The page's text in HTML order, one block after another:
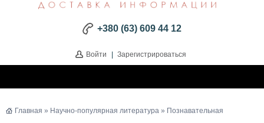
+380 (63) 609 44 12
Войти | Зарегистрироваться
Главная » Научно-популярная литература » Познавательная